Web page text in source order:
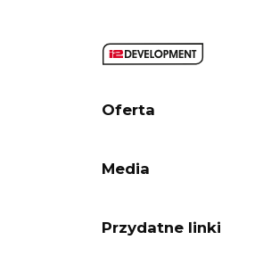
Oferta
Media
Przydatne linki